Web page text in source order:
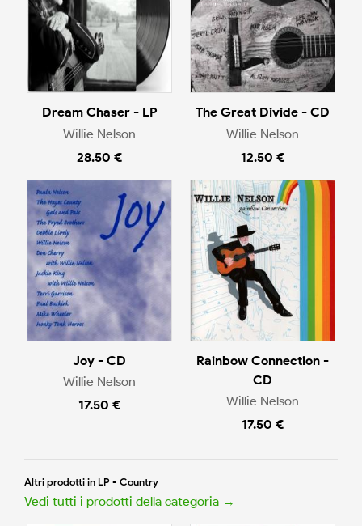
Dream Chaser - LP
Willie Nelson
28.50 €
The Great Divide - CD
Willie Nelson
12.50 €
Joy - CD
Willie Nelson
17.50 €
Rainbow Connection -
CD
Willie Nelson
17.50 €
Altri prodotti in LP - Country
Vedi tutti i prodotti della categoria →